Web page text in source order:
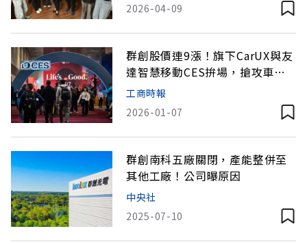
2026-04-09
群創股價連9漲！旗下CarUX與友
達智慧移動CES拚場，搶攻車載
商機
工商時報
2026-01-07
群創南科五廠關閉，產能整併至
其他工廠！公司曝原因
中央社
2025-07-10